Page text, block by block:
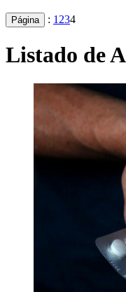
Página : 1 234
Listado de